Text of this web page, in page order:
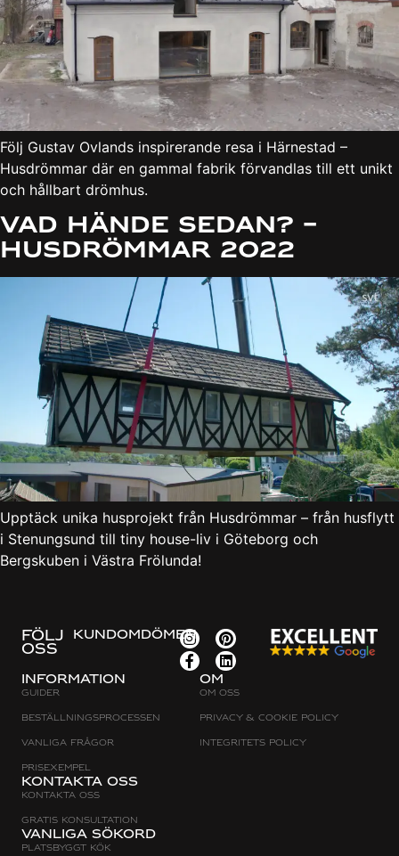
Följ Gustav Ovlands inspirerande resa i Härnestad –
Husdrömmar där en gammal fabrik förvandlas till ett unikt
och hållbart drömhus.
Vad hände sedan? –
Husdrömmar 2022
Upptäck unika husprojekt från Husdrömmar – från husflytt
i Stenungsund till tiny house-liv i Göteborg och
Bergskuben i Västra Frölunda!
Vanliga sökord
Platsbyggt Kök
Information
Guider
Beställningsprocessen
Vanliga frågor
Prisexempel
Kontakta oss
Kontakta oss
Gratis konsultation
Om
Om oss
Privacy & cookie policy
Integritets policy
FÖLJ
OSS
KUNDOMDÖMEN